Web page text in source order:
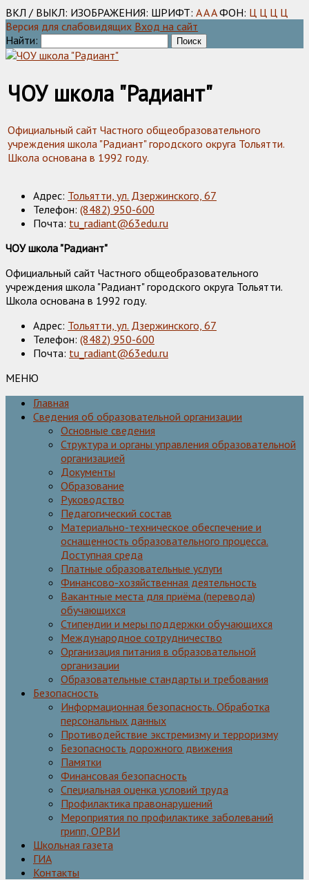
ВКЛ / ВЫКЛ: ИЗОБРАЖЕНИЯ: ШРИФТ: AAA ФОН: Ц Ц Ц Ц
Версия для слабовидящих Вход на сайт
Найти:
ЧОУ школа "Радиант"
Официальный сайт Частного общеобразовательного
учреждения школа "Радиант" городского округа Тольятти.
Школа основана в 1992 году.
Адрес: Тольятти, ул. Дзержинского, 67
Телефон: (8482) 950-600
Почта: tu_radiant@63edu.ru
ЧОУ школа "Радиант"
Официальный сайт Частного общеобразовательного
учреждения школа "Радиант" городского округа Тольятти.
Школа основана в 1992 году.
Адрес: Тольятти, ул. Дзержинского, 67
Телефон: (8482) 950-600
Почта: tu_radiant@63edu.ru
МЕНЮ
Главная
Сведения об образовательной организации
Основные сведения
Структура и органы управления образовательной
организацией
Документы
Образование
Руководство
Педагогический состав
Материально-техническое обеспечение и
оснащенность образовательного процесса.
Доступная среда
Платные образовательные услуги
Финансово-хозяйственная деятельность
Вакантные места для приёма (перевода)
обучающихся
Стипендии и меры поддержки обучающихся
Международное сотрудничество
Организация питания в образовательной
организации
Образовательные стандарты и требования
Безопасность
Информационная безопасность. Обработка
персональных данных
Противодействие экстремизму и терроризму
Безопасность дорожного движения
Памятки
Финансовая безопасность
Специальная оценка условий труда
Профилактика правонарушений
Мероприятия по профилактике заболеваний
грипп, ОРВИ
Школьная газета
ГИА
Контакты